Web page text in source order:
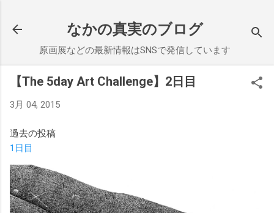
なかの真実のブログ
原画展などの最新情報はSNSで発信しています
【The 5day Art Challenge】2日目
3月 04, 2015
過去の投稿
1日目